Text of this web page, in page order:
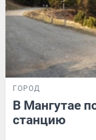
ГОРОД
В Мангутае
станцию